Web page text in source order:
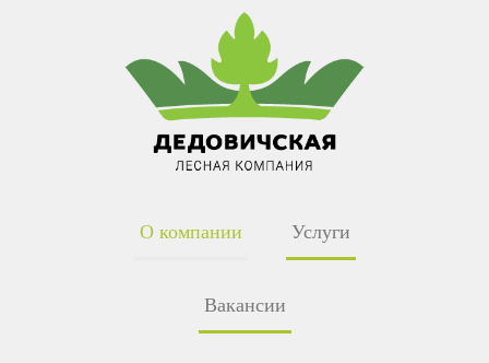
О компании Услуги
Вакансии